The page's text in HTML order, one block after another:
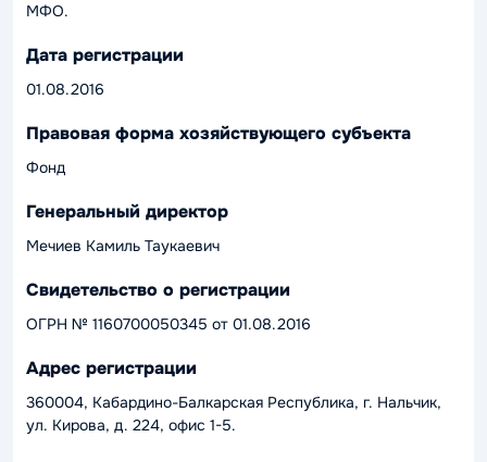
МФО.
Дата регистрации
01.08.2016
Правовая форма хозяйствующего субъекта
Фонд
Генеральный директор
Мечиев Камиль Таукаевич
Свидетельство о регистрации
ОГРН № 1160700050345 от 01.08.2016
Адрес регистрации
360004, Кабардино-Балкарская Республика, г. Нальчик,
ул. Кирова, д. 224, офис 1-5.